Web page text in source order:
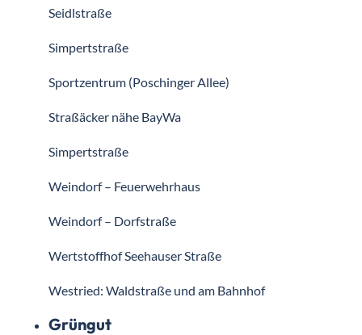
Seidlstraße
Simpertstraße
Sportzentrum (Poschinger Allee)
Straßäcker nähe BayWa
Simpertstraße
Weindorf – Feuerwehrhaus
Weindorf – Dorfstraße
Wertstoffhof Seehauser Straße
Westried: Waldstraße und am Bahnhof
Grüngut